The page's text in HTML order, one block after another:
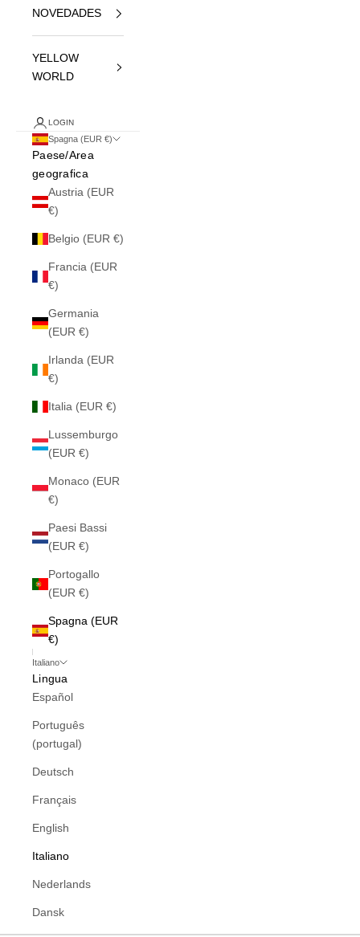
NOVEDADES
YELLOW
WORLD
LOGIN
Spagna (EUR €)
Paese/Area
geografica
Austria (EUR
€)
Belgio (EUR €)
Francia (EUR
€)
Germania
(EUR €)
Irlanda (EUR
€)
Italia (EUR €)
Lussemburgo
(EUR €)
Monaco (EUR
€)
Paesi Bassi
(EUR €)
Portogallo
(EUR €)
Spagna (EUR
€)
Italiano
Lingua
Español
Português
(portugal)
Deutsch
Français
English
Italiano
Nederlands
Dansk